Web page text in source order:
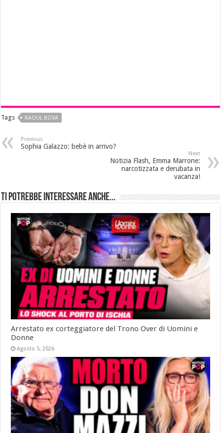
Tags RAOUL BOVA
Previous
Sophia Galazzo: bebè in arrivo?
Next
Notizia Flash, Emma Marrone:
narcotizzata e derubata in
vacanza!
Ti potrebbe interessare anche...
Arrestato ex corteggiatore del Trono Over di Uomini e
Donne
Agosto 5, 2026